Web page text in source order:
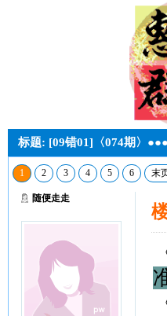
标题: [09错01]〈074期〉
1 2 3 4 5 6 末
随便走走